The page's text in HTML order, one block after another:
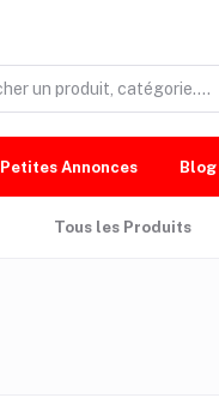
Petites Annonces Blog
Tous les Produits